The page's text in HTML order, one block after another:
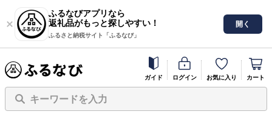
ふるなびアプリなら
返礼品がもっと探しやすい！
ふるさと納税サイト「ふるなび」
開く
ガイド ログイン お気に入り カート
キーワードを入力